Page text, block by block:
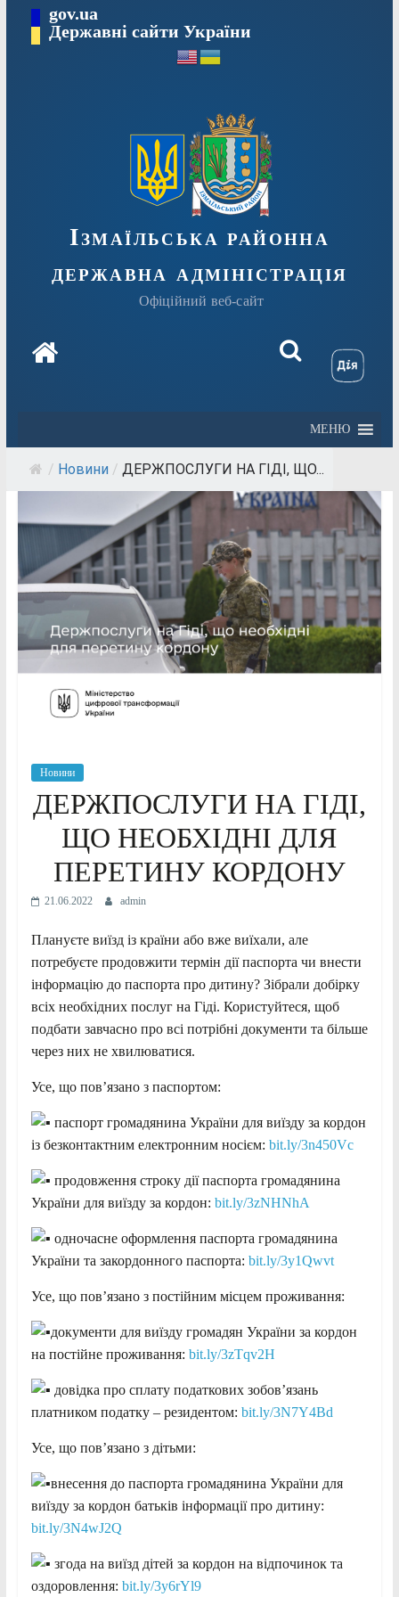
вмісту
gov.ua
Державні сайти України
Ізмаїльська районна
державна адміністрація
Офіційний веб-сайт
МЕНЮ
/ Новини / ДЕРЖПОСЛУГИ НА ГІДІ, ЩО...
Новини
ДЕРЖПОСЛУГИ НА ГІДІ,
ЩО НЕОБХІДНІ ДЛЯ
ПЕРЕТИНУ КОРДОНУ
21.06.2022 admin
Плануєте виїзд із країни або вже виїхали, але
потребуєте продовжити термін дії паспорта чи внести
інформацію до паспорта про дитину? Зібрали добірку
всіх необхідних послуг на Гіді. Користуйтеся, щоб
подбати завчасно про всі потрібні документи та більше
через них не хвилюватися.
Усе, що пов’язано з паспортом:
паспорт громадянина України для виїзду за кордон
із безконтактним електронним носієм: bit.ly/3n450Vc
продовження строку дії паспорта громадянина
України для виїзду за кордон: bit.ly/3zNHNhA
одночасне оформлення паспорта громадянина
України та закордонного паспорта: bit.ly/3y1Qwvt
Усе, що пов’язано з постійним місцем проживання:
документи для виїзду громадян України за кордон
на постійне проживання: bit.ly/3zTqv2H
довідка про сплату податкових зобов’язань
платником податку – резидентом: bit.ly/3N7Y4Bd
Усе, що пов’язано з дітьми:
внесення до паспорта громадянина України для
виїзду за кордон батьків інформації про дитину:
bit.ly/3N4wJ2Q
згода на виїзд дітей за кордон на відпочинок та
оздоровлення: bit.ly/3y6rYl9